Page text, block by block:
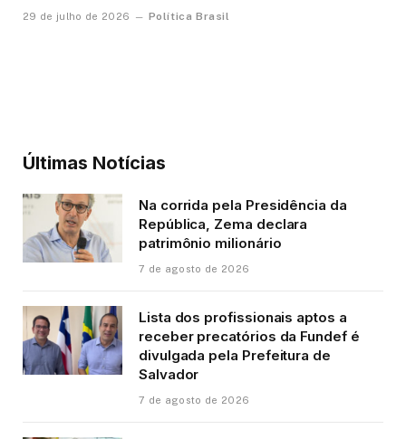
29 de julho de 2026 Política Brasil
Últimas Notícias
Na corrida pela Presidência da
República, Zema declara
patrimônio milionário
7 de agosto de 2026
Lista dos profissionais aptos a
receber precatórios da Fundef é
divulgada pela Prefeitura de
Salvador
7 de agosto de 2026